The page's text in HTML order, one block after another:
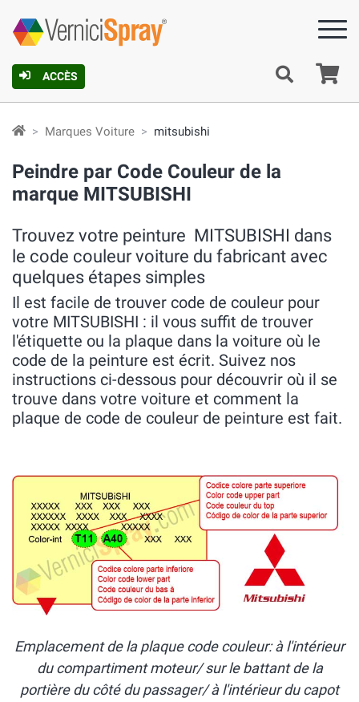
ACCÈS
Marques Voiture mitsubishi
Peindre par Code Couleur de la
marque MITSUBISHI
Trouvez votre peinture MITSUBISHI dans
le code couleur voiture du fabricant avec
quelques étapes simples
Il est facile de trouver code de couleur pour
votre MITSUBISHI : il vous suffit de trouver
l'étiquette ou la plaque dans la voiture où le
code de la peinture est écrit. Suivez nos
instructions ci-dessous pour découvrir où il se
trouve dans votre voiture et comment la
plaque de code de couleur de peinture est fait.
Emplacement de la plaque code couleur: à l'intérieur
du compartiment moteur/ sur le battant de la
portière du côté du passager/ à l'intérieur du capot